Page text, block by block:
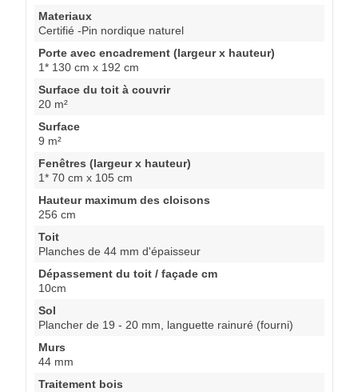
Materiaux
Certifié -Pin nordique naturel
Porte avec encadrement (largeur x hauteur)
1* 130 cm x 192 cm
Surface du toit à couvrir
20 m²
Surface
9 m²
Fenêtres (largeur x hauteur)
1* 70 cm x 105 cm
Hauteur maximum des cloisons
256 cm
Toit
Planches de 44 mm d'épaisseur
Dépassement du toit / façade cm
10cm
Sol
Plancher de 19 - 20 mm, languette rainuré (fourni)
Murs
44 mm
Traitement bois